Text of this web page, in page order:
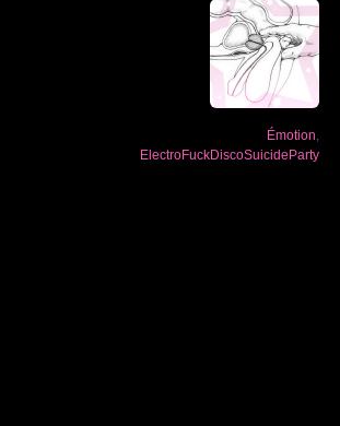
Émotion
ElectroFuckDiscoSuicideParty